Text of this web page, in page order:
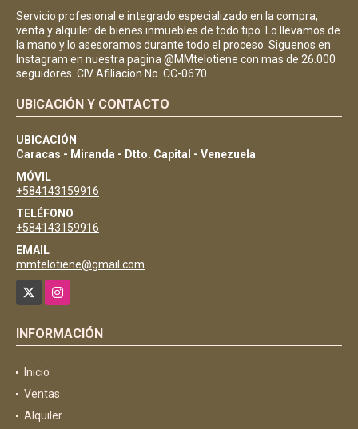
Servicio profesional e integrado especializado en la compra,
venta y alquiler de bienes inmuebles de todo tipo. Lo llevamos de
la mano y lo asesoramos durante todo el proceso. Siguenos en
Instagram en nuestra pagina @MMtelotiene con mas de 26.000
seguidores. CIV Afiliacion No. CC-0670
UBICACIÓN Y CONTACTO
UBICACIÓN
Caracas - Miranda - Dtto. Capital - Venezuela
MÓVIL
+584143159916
TELÉFONO
+584143159916
EMAIL
mmtelotiene@gmail.com
Instagram
INFORMACIÓN
Inicio
Ventas
Alquiler